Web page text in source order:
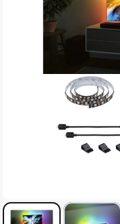
afbeeldingen-